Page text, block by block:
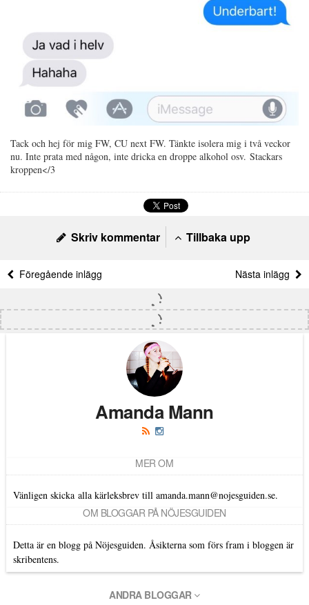
Tack och hej för mig FW, CU next FW. Tänkte isolera mig i två veckor
nu. Inte prata med någon, inte dricka en droppe alkohol osv. Stackars
kroppen</3
Skriv kommentar Tillbaka upp
Föregående inlägg Nästa inlägg
Amanda Mann
MER OM
Vänligen skicka alla kärleksbrev till amanda.mann@nojesguiden.se.
OM BLOGGAR PÅ NÖJESGUIDEN
Detta är en blogg på Nöjesguiden. Åsikterna som förs fram i bloggen är
skribentens.
ANDRA BLOGGAR